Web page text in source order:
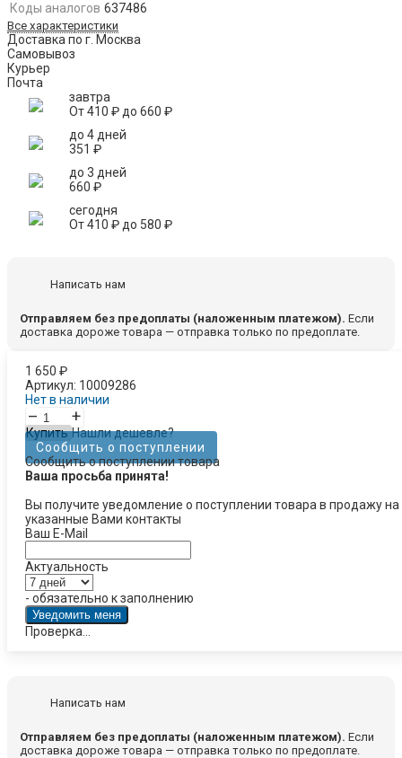
Коды аналогов 637486
Все характеристики
Доставка по г. Москва
Самовывоз
Курьер
Почта
завтра
От410 ₽до 660 ₽
до 4 дней
351 ₽
до 3 дней
660 ₽
сегодня
От410 ₽до 580 ₽
Написать нам
Отправляем без предоплаты (наложенным платежом). Если
доставка дороже товара — отправка только по предоплате.
1 650 ₽
Артикул: 10009286
Нет в наличии
– +
Купить Нашли дешевле?
Сообщить о поступлении
Сообщить о поступлении товара
Ваша просьба принята!
Вы получите уведомление о поступлении товара в продажу на
указанные Вами контакты
Ваш E-Mail
Актуальность
- обязательно к заполнению
Проверка...
Написать нам
Отправляем без предоплаты (наложенным платежом). Если
доставка дороже товара — отправка только по предоплате.